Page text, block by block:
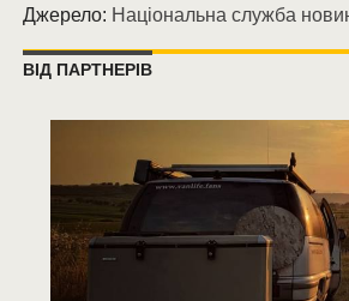
Джерело: Національна служба
ВІД ПАРТНЕРІВ